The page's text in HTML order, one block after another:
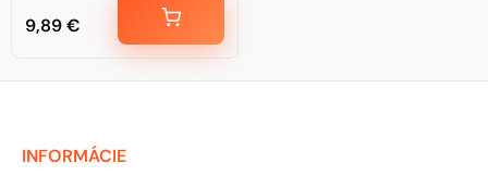
9,89€
INFORMÁCIE